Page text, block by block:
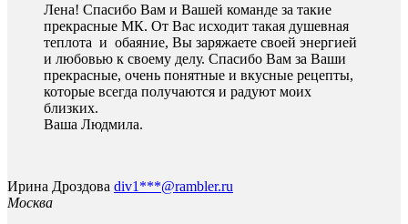
Лена! Спасибо Вам и Вашей команде за такие
прекрасные МК. От Вас исходит такая душевная
теплота и обаяние, Вы заряжаете своей энергией
и любовью к своему делу. Спасибо Вам за Ваши
прекрасные, очень понятные и вкусные рецепты,
которые всегда получаются и радуют моих
близких.
Ваша Людмила.
Ирина Дроздова div1***@rambler.ru
Москва